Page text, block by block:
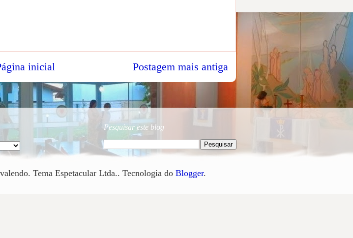
Postagem mais antiga
inicial
Pesquisar este blog
Tema Espetacular Ltda.. Tecnologia do Blogger.